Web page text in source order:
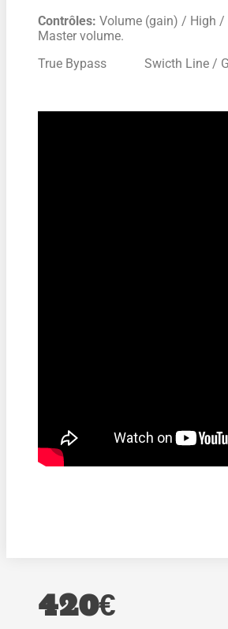
Contrôles: Volume (gain) /
Master volume.
True Bypass Swicth Line /
420€